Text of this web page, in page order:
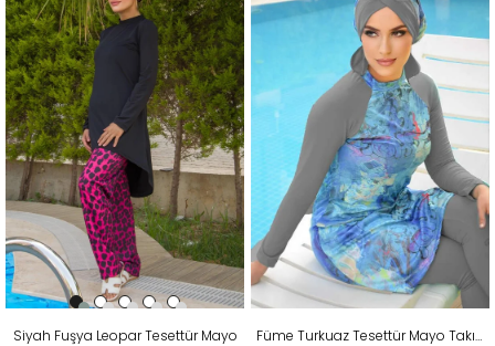
Siyah Fuşya Leopar Tesettür Mayo Füme Turkuaz Tesettür Mayo Takım